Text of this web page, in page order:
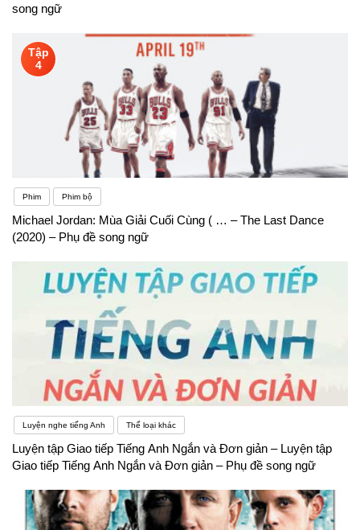
song ngữ
Tập
4
Phim Phim bộ
Michael Jordan: Mùa Giải Cuối Cùng ( … – The Last Dance
(2020) – Phụ đề song ngữ
Luyện nghe tiếng Anh Thể loại khác
Luyện tập Giao tiếp Tiếng Anh Ngắn và Đơn giản – Luyện tập
Giao tiếp Tiếng Anh Ngắn và Đơn giản – Phụ đề song ngữ